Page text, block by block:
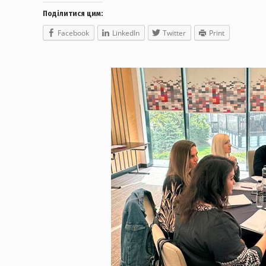
Поділитися цим:
Facebook LinkedIn Twitter Print